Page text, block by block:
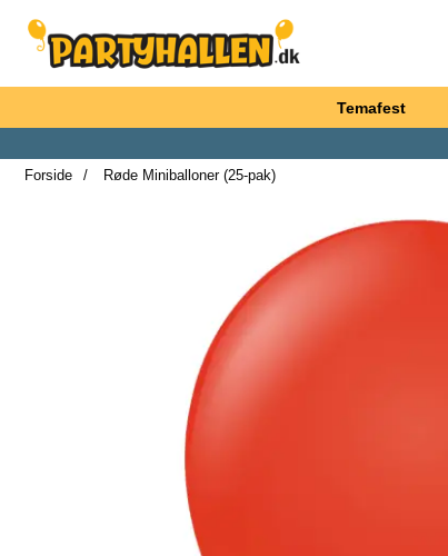
Startside for Partyhallen AB
Temafest
Forside
Røde Miniballoner (25-pak)